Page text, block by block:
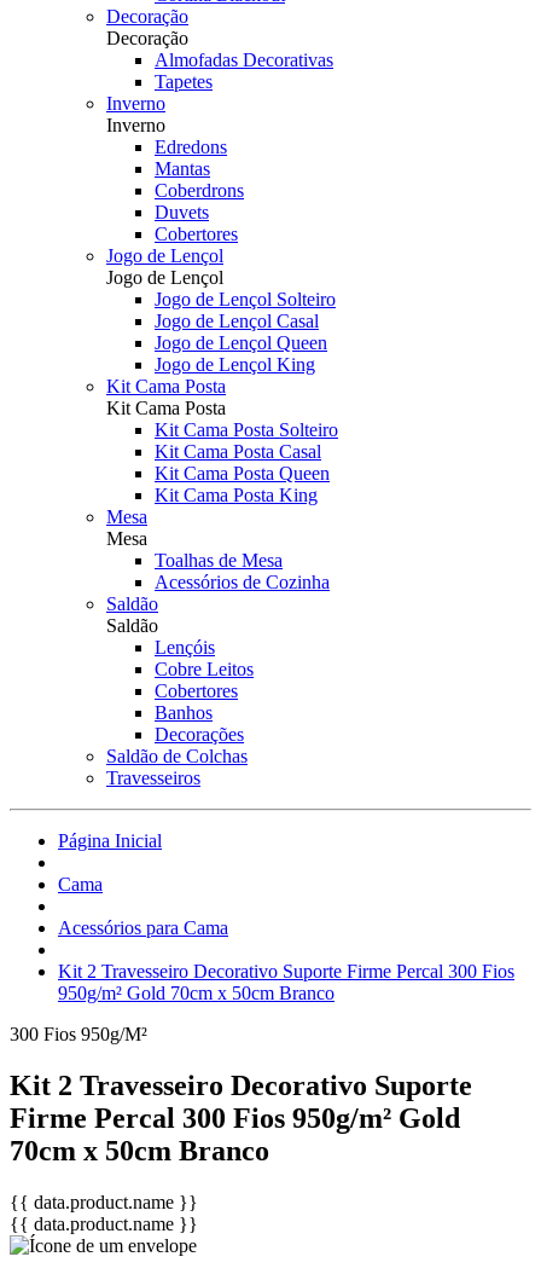
Decoração
Decoração
Almofadas Decorativas
Tapetes
Inverno
Inverno
Edredons
Mantas
Coberdrons
Duvets
Cobertores
Jogo de Lençol
Jogo de Lençol
Jogo de Lençol Solteiro
Jogo de Lençol Casal
Jogo de Lençol Queen
Jogo de Lençol King
Kit Cama Posta
Kit Cama Posta
Kit Cama Posta Solteiro
Kit Cama Posta Casal
Kit Cama Posta Queen
Kit Cama Posta King
Mesa
Mesa
Toalhas de Mesa
Acessórios de Cozinha
Saldão
Saldão
Lençóis
Cobre Leitos
Cobertores
Banhos
Decorações
Saldão de Colchas
Travesseiros
Página Inicial
Cama
Acessórios para Cama
Kit 2 Travesseiro Decorativo Suporte Firme Percal 300 Fios
950g/m² Gold 70cm x 50cm Branco
300 Fios 950g/M²
Kit 2 Travesseiro Decorativo Suporte
Firme Percal 300 Fios 950g/m² Gold
70cm x 50cm Branco
{{ data.product.name }}
{{ data.product.name }}